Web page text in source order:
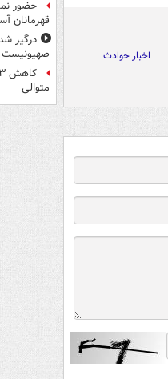
اخبار حوادث
حضور
قهرمانان
درگیر
صهیونیست
متوالی